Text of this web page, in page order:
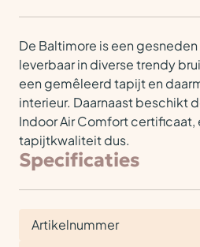
De Baltimore is een
leverbaar in diverse trendy
een gemêleerd tapijt en
interieur. Daarnaast beschikt
Indoor Air Comfort
tapijtkwaliteit dus.
Specificaties
Artikelnummer